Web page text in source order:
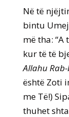
Në të
bintu
më tha:
kur të të
Allahu
është Zoti
me Të!)
thuhet